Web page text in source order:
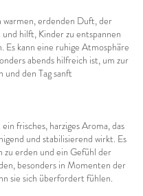
warmen, erdenden Duft, der
hilft, Kinder zu entspannen
Es kann eine ruhige Atmosphäre
abends hilfreich ist, um zur
und den Tag sanft
frisches, harziges Aroma, das
und stabilisierend wirkt. Es
zu erden und ein Gefühl der
besonders in Momenten der
sie sich überfordert fühlen.